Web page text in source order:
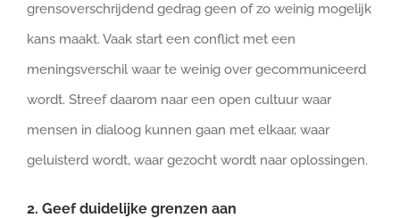
grensoverschrijdend gedrag geen of zo weinig mogelijk
kans maakt. Vaak start een conflict met een
meningsverschil waar te weinig over gecommuniceerd
wordt. Streef daarom naar een open cultuur waar
mensen in dialoog kunnen gaan met elkaar, waar
geluisterd wordt, waar gezocht wordt naar oplossingen.
2. Geef duidelijke grenzen aan